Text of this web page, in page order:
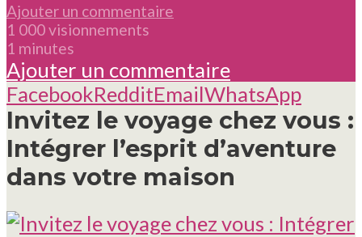
Ajouter un commentaire
1 000 visionnements
1 minutes
Ajouter un commentaire
FacebookRedditEmailWhatsApp
Invitez le voyage chez vous :
Intégrer l’esprit d’aventure
dans votre maison